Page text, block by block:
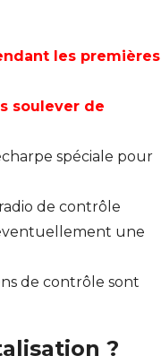
les premières
soulever de
spéciale pour
de contrôle
une
de contrôle sont
?